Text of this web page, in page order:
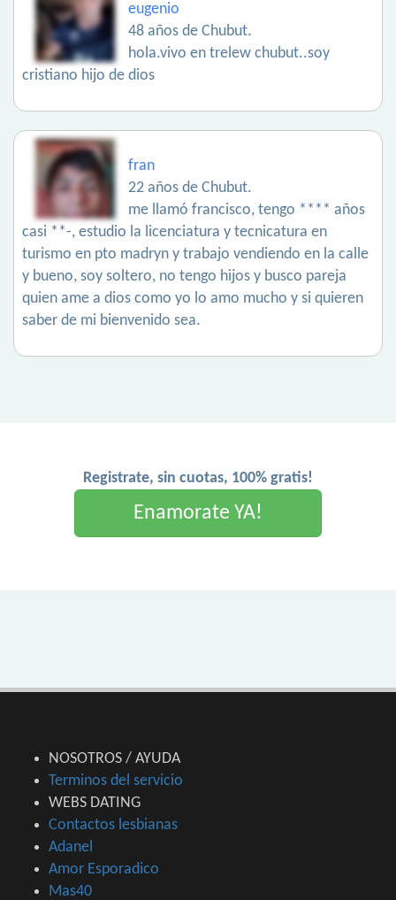
eugenio
48 años de Chubut.
hola.vivo en trelew chubut..soy
cristiano hijo de dios
fran
22 años de Chubut.
me llamó francisco, tengo **** años
casi **-, estudio la licenciatura y tecnicatura en
turismo en pto madryn y trabajo vendiendo en la calle
y bueno, soy soltero, no tengo hijos y busco pareja
quien ame a dios como yo lo amo mucho y si quieren
saber de mi bienvenido sea.
Registrate, sin cuotas, 100% gratis!
Enamorate YA!
NOSOTROS / AYUDA
Terminos del servicio
WEBS DATING
Contactos lesbianas
Adanel
Amor Esporadico
Mas40